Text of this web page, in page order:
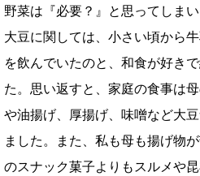
野菜は『必要？』と思ってしまい
大豆に関しては、小さい頃から
を飲んでいたのと、和食が好き
た。思い返すと、家庭の食事は
や油揚げ、厚揚げ、味噌など大
ました。また、私も母も揚げ物
のスナック菓子よりもスルメや